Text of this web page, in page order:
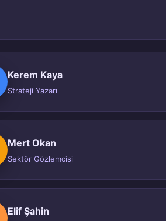
Kerem Kaya
Strateji Yazarı
Mert Okan
Sektör Gözlemcisi
Elif Şahin